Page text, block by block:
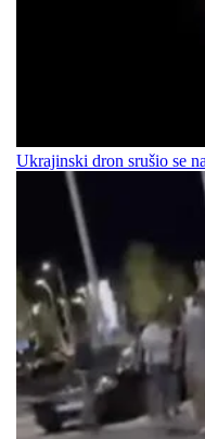
Ukrajinski dron srušio se